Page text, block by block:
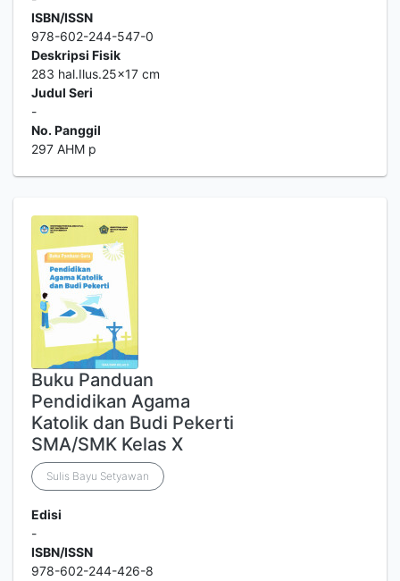
ISBN/ISSN
978-602-244-547-0
Deskripsi Fisik
283 hal.Ilus.25x17 cm
Judul Seri
-
No. Panggil
297 AHM p
Buku Panduan
Pendidikan Agama
Katolik dan Budi Pekerti
SMA/SMK Kelas X
Sulis Bayu Setyawan
Edisi
-
ISBN/ISSN
978-602-244-426-8